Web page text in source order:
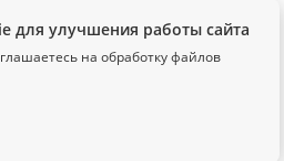
для улучшения работы сайта
на обработку файлов